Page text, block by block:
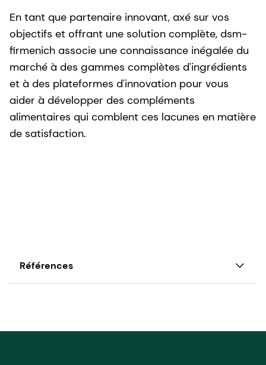
En tant que partenaire innovant, axé sur vos
objectifs et offrant une solution complète, dsm-
firmenich associe une connaissance inégalée du
marché à des gammes complètes d'ingrédients
et à des plateformes d'innovation pour vous
aider à développer des compléments
alimentaires qui comblent ces lacunes en matière
de satisfaction.
Références
globaux," recherche exclusive de dsm-firmenich .